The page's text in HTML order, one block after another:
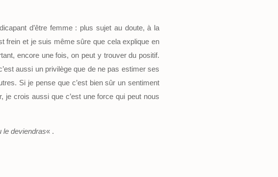
d’être femme : plus sujet au doute, à la
frein et je suis même sûre que cela explique en
encore une fois, on peut y trouver du positif.
aussi un privilège que de ne pas estimer ses
Si je pense que c’est bien sûr un sentiment
je crois aussi que c’est une force qui peut nous
le deviendras« .